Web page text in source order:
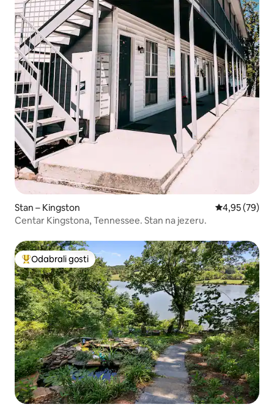
Stan – Kingston Prosječna
4,95 (79)
Centar Kingstona, Tennessee. Stan na jezeru.
Među najviše rangiranima s oznakom „Odabrali gosti”
Odabrali gosti